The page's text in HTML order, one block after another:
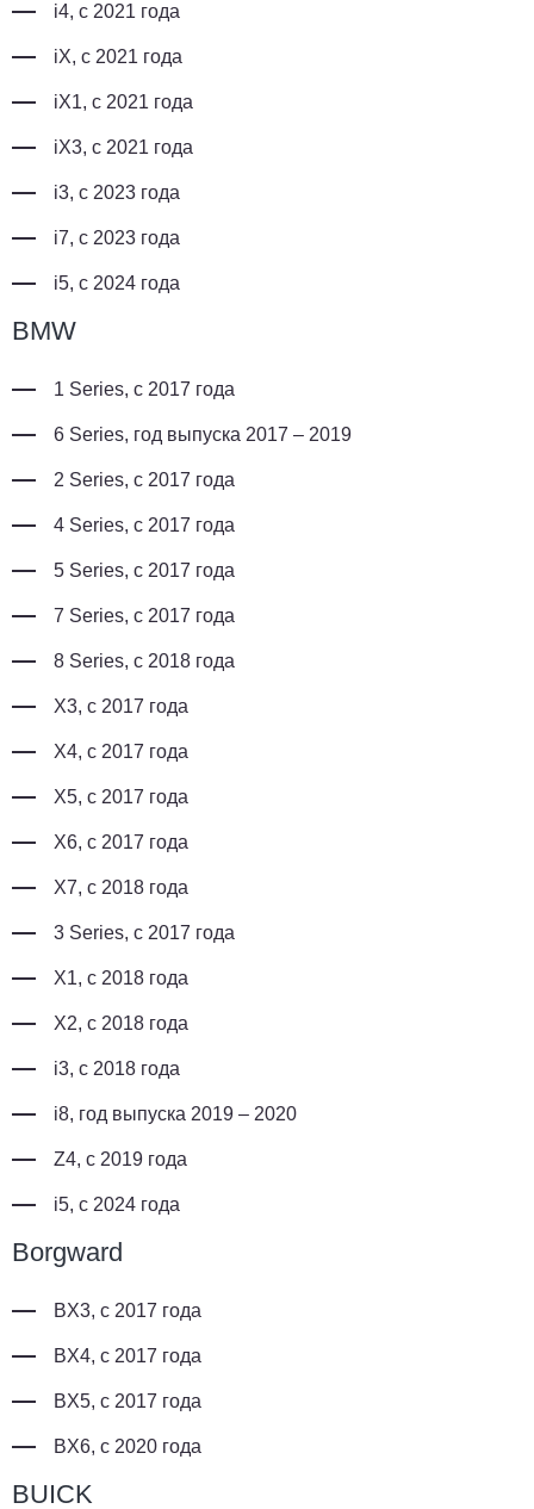
i4, с 2021 года
iX, с 2021 года
iX1, с 2021 года
iX3, с 2021 года
i3, с 2023 года
i7, с 2023 года
i5, с 2024 года
BMW
1 Series, с 2017 года
6 Series, год выпуска 2017 – 2019
2 Series, с 2017 года
4 Series, с 2017 года
5 Series, с 2017 года
7 Series, с 2017 года
8 Series, с 2018 года
X3, с 2017 года
X4, с 2017 года
X5, с 2017 года
X6, с 2017 года
X7, с 2018 года
3 Series, с 2017 года
X1, с 2018 года
X2, с 2018 года
i3, с 2018 года
i8, год выпуска 2019 – 2020
Z4, с 2019 года
i5, с 2024 года
Borgward
BX3, с 2017 года
BX4, с 2017 года
BX5, с 2017 года
BX6, с 2020 года
BUICK